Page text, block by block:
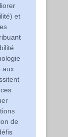
et
aux
de